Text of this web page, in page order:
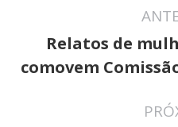
de
post:
Relatos de
comovem